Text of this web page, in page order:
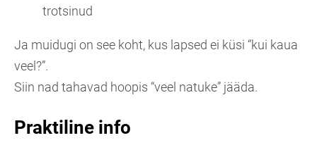
trotsinud
Ja muidugi on see koht, kus lapsed ei küsi “kui kaua
veel?”.
Siin nad tahavad hoopis “veel natuke” jääda.
Praktiline info